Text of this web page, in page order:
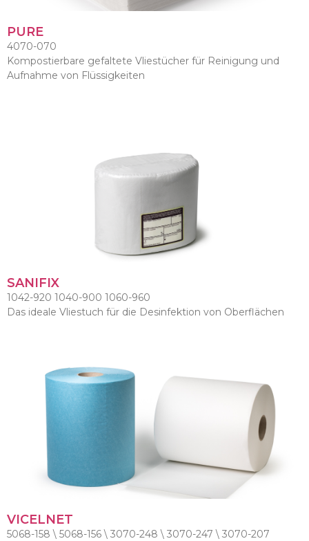
PURE
4070-070
Kompostierbare gefaltete Vliestücher für Reinigung und
Aufnahme von Flüssigkeiten
SANIFIX
1042-920 1040-900 1060-960
Das ideale Vliestuch für die Desinfektion von Oberflächen
VICELNET
5068-158 \ 5068-156 \ 3070-248 \ 3070-247 \ 3070-207